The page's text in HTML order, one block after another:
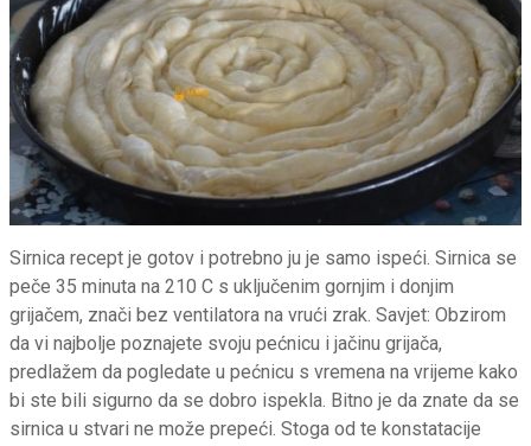
Sirnica recept je gotov i potrebno ju je samo ispeći. Sirnica se
peče 35 minuta na 210 C s uključenim gornjim i donjim
grijačem, znači bez ventilatora na vrući zrak. Savjet: Obzirom
da vi najbolje poznajete svoju pećnicu i jačinu grijača,
predlažem da pogledate u pećnicu s vremena na vrijeme kako
bi ste bili sigurno da se dobro ispekla. Bitno je da znate da se
sirnica u stvari ne može prepeći. Stoga od te konstatacije